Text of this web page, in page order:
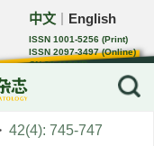
中文 English
ISSN 1001-5256 (Print)
ISSN 2097-3497 (Online)
CN 22-1108/R
42(4): 745-747